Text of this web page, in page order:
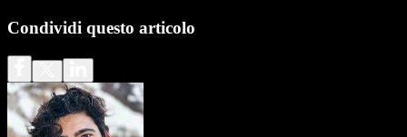
Condividi questo articolo